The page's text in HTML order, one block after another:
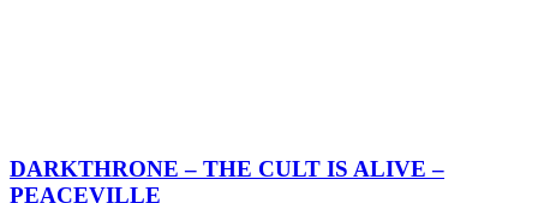
DARKTHRONE – THE CULT IS ALIVE –
PEACEVILLE